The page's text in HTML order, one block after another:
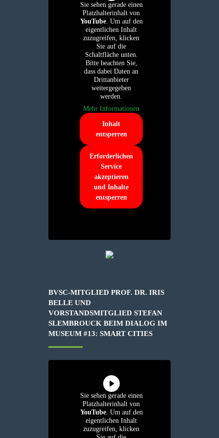
Sie sehen gerade einen
Platzhalterinhalt von
YouTube. Um auf den
eigentlichen Inhalt
zuzugreifen, klicken
Sie auf die
Schaltfläche unten.
Bitte beachten Sie,
dass dabei Daten an
Drittanbieter
weitergegeben
werden.
Mehr Informationen
Inhalt
entsperren
Erforderlichen
Service
akzeptieren
und Inhalte
entsperren
BVSC-MITGLIED PROF. DR. IRIS
BELLE UND
VORSTANDSMITGLIED STEFAN
SLEMBROUCK BEIM DIALOG IM
MUSEUM #13: SMART CITIES
Sie sehen gerade einen
Platzhalterinhalt von
YouTube. Um auf den
eigentlichen Inhalt
zuzugreifen, klicken